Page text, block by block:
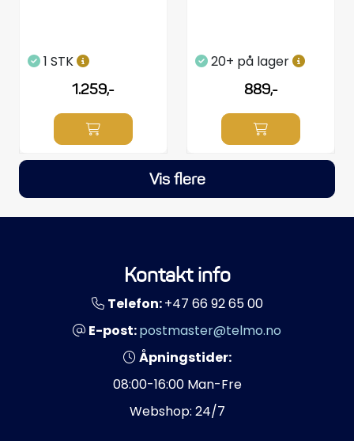
1 STK
1.259,-
20+ på lager
889,-
Vis flere
Kontakt info
Telefon:+47 66 92 65 00
E-post:postmaster@telmo.no
Åpningstider:
08:00-16:00 Man-Fre
Webshop: 24/7